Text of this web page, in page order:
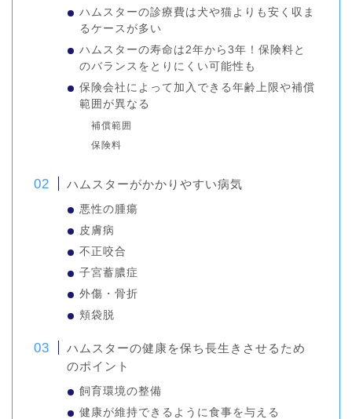
ハムスターの診療費は犬や猫よりも安く収ま
るケースが多い
ハムスターの寿命は2年から3年！保険料と
のバランスをとりにくい可能性も
保険会社によって加入できる年齢上限や補償
範囲が異なる
補償範囲
保険料
ハムスターがかかりやすい病気
悪性の腫瘍
皮膚病
不正咬合
子宮蓄膿症
外傷・骨折
頬袋脱
ハムスターの健康を保ち長生きさせるため
のポイント
飼育環境の整備
健康が維持できるように食事を与える